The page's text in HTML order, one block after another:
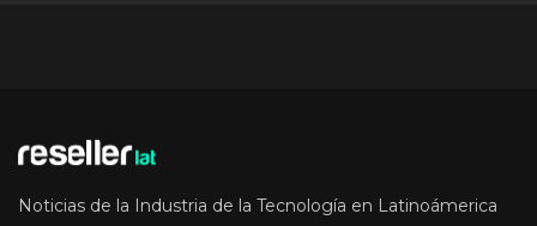
Noticias de la Industria de la Tecnología en Latinoámerica